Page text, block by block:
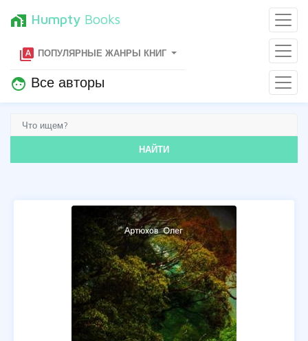
home_work Humpty Books
type_specimen ПОПУЛЯРНЫЕ ЖАНРЫ КНИГ
face Все авторы
НАЙТИ